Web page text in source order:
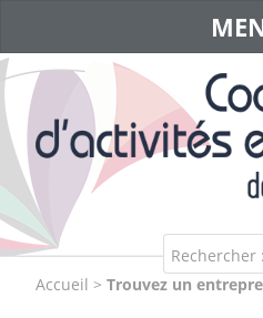
Rechercher :
Accueil > Trouvez un